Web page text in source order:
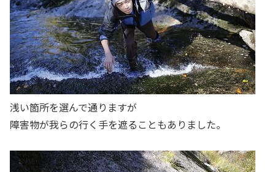
浅い箇所を選んで通りますが
障害物が我らの行く手を遮ることもありました。